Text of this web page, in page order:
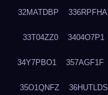
32MATDBP 336RPFHA
33T04ZZ0 3404O7P1
34Y7PBO1 357AGF1F
35O1QNFZ 36HUTLDS